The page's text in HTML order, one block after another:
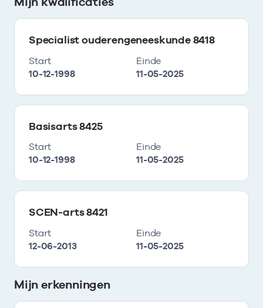
Specialist ouderengeneeskunde 8418
Start
10-12-1998
Einde
11-05-2025
Basisarts 8425
Start
10-12-1998
Einde
11-05-2025
SCEN-arts 8421
Start
12-06-2013
Einde
11-05-2025
Mijn erkenningen